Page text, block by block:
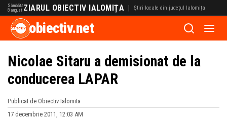
Sâmbătă
8 august ZIARUL OBIECTIV IALOMIȚA | Știri locale din județul Ialomița
obiectiv.net
Nicolae Sitaru a demisionat de la
conducerea LAPAR
Publicat de Obiectiv Ialomita
17 decembrie 2011, 12:03 AM